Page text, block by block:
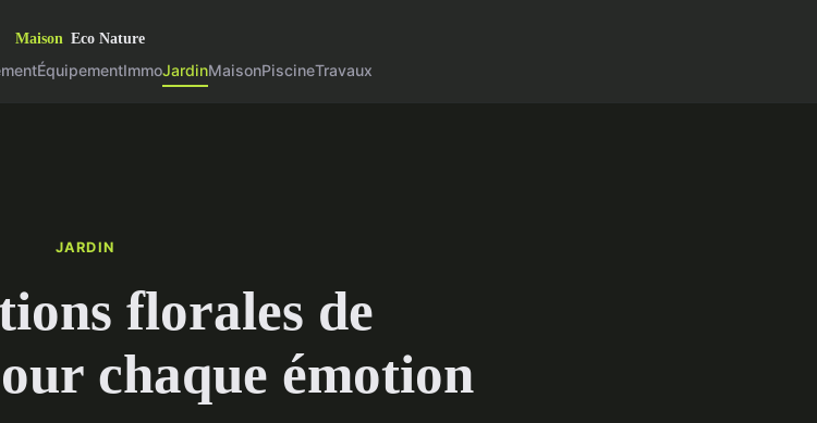
ÉquipementImmoJardinMaisonPiscineTravaux
JARDIN
florales de
chaque émotion